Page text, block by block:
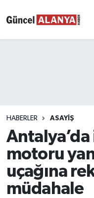
HABERLER ASAYIŞ
Antalya’da
motoru
uçağına
müdahale